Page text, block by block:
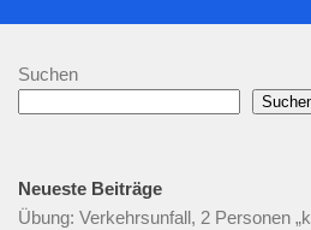
Suchen
Neueste Beiträge
Übung: Verkehrsunfall, 2 Personen